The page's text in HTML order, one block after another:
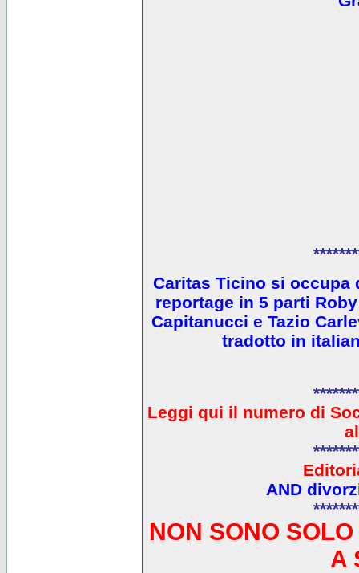
Caritas Ticino si occupa
reportage in 5 parti
Capitanucci e Tazio
tradotto in
Leggi qui il numero di
AND
NON SONO
A